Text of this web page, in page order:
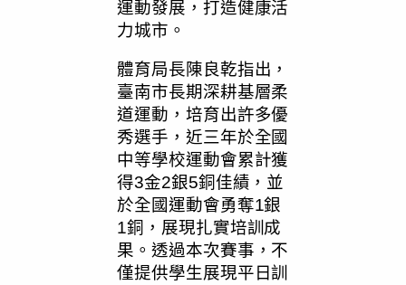
運動發展，打造健康活
力城市。
體育局長陳良乾指出，
臺南市長期深耕基層柔
道運動，培育出許多優
秀選手，近三年於全國
中等學校運動會累計獲
得3金2銀5銅佳績，並
於全國運動會勇奪1銀
1銅，展現扎實培訓成
果。透過本次賽事，不
僅提供學生展現平日訓